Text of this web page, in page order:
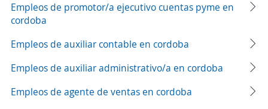
Empleos de promotor/a ejecutivo cuentas pyme en
cordoba
Empleos de auxiliar contable en cordoba
Empleos de auxiliar administrativo/a en cordoba
Empleos de agente de ventas en cordoba